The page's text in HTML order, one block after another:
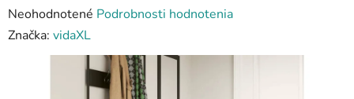
Priemerné
hodnotenie
produktu
Neohodnotené Podrobnosti hodnotenia
Značka: vidaXL